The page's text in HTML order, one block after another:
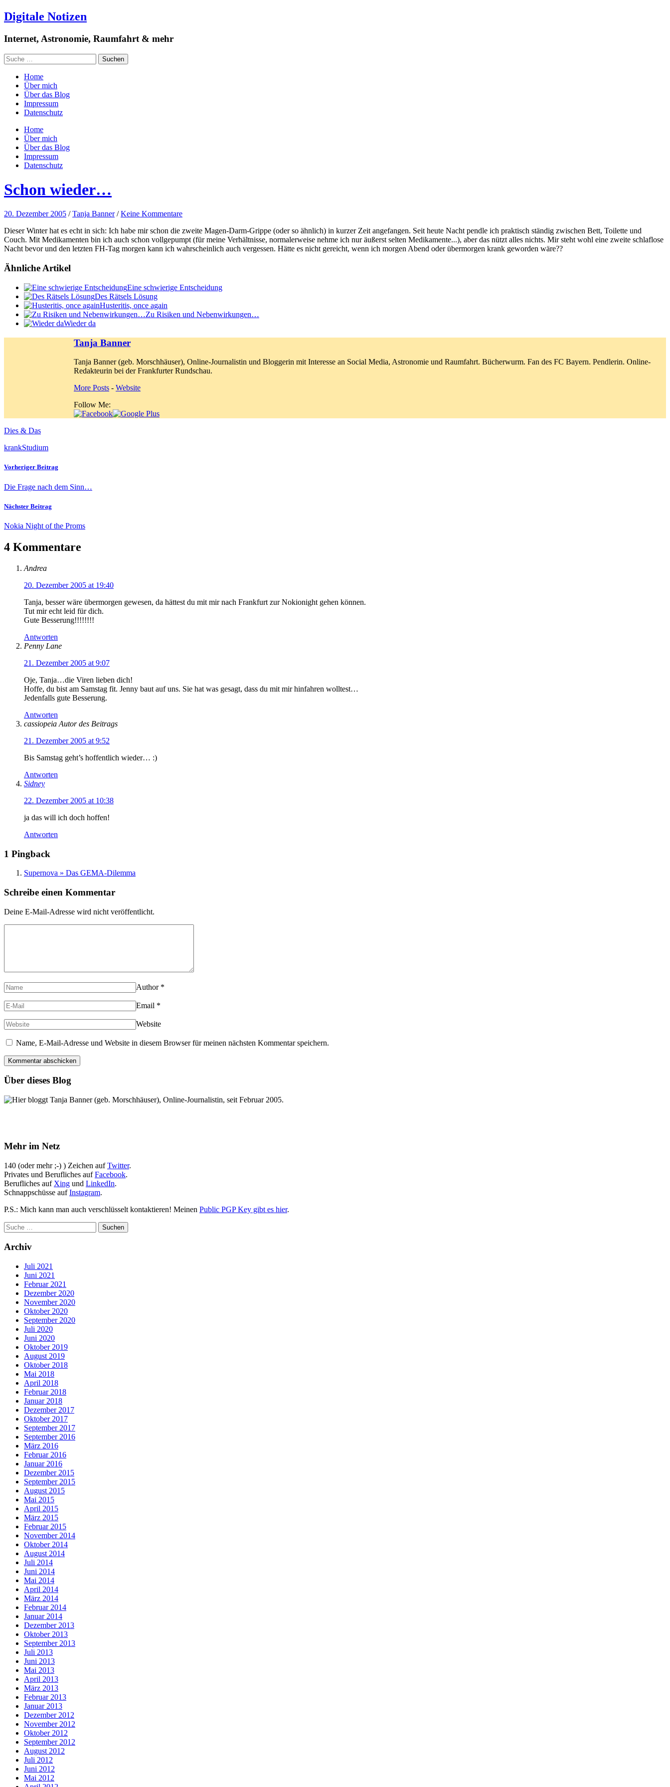
Digitale Notizen
Internet, Astronomie, Raumfahrt & mehr
Home
Über mich
Über das Blog
Impressum
Datenschutz
Home
Über mich
Über das Blog
Impressum
Datenschutz
Schon wieder…
20. Dezember 2005 /Tanja Banner /Keine Kommentare
Dieser Winter hat es echt in sich: Ich habe mir schon die zweite Magen-Darm-Grippe (oder so ähnlich) in kurzer Zeit angefangen. Seit heute Nacht pendle ich praktisch ständig zwischen Bett, Toilette und
Couch. Mit Medikamenten bin ich auch schon vollgepumpt (für meine Verhältnisse, normalerweise nehme ich nur äußerst selten Medikamente...), aber das nützt alles nichts. Mir steht wohl eine zweite schlaflose
Nacht bevor und den letzten FH-Tag morgen kann ich wahrscheinlich auch vergessen. Hätte es nicht gereicht, wenn ich morgen Abend oder übermorgen krank geworden wäre??
Ähnliche Artikel
Eine schwierige Entscheidung
Des Rätsels Lösung
Husteritis, once again
Zu Risiken und Nebenwirkungen…
Wieder da
Tanja Banner
Tanja Banner (geb. Morschhäuser), Online-Journalistin und Bloggerin mit Interesse an Social Media, Astronomie und Raumfahrt. Bücherwurm. Fan des FC Bayern. Pendlerin. Online-
Redakteurin bei der Frankfurter Rundschau.
More Posts - Website
Follow Me:
Dies & Das
krankStudium
Vorheriger Beitrag
Die Frage nach dem Sinn…
Nächster Beitrag
Nokia Night of the Proms
4 Kommentare
Andrea
20. Dezember 2005 at 19:40
Tanja, besser wäre übermorgen gewesen, da hättest du mit mir nach Frankfurt zur Nokionight gehen können.
Tut mir echt leid für dich.
Gute Besserung!!!!!!!!
Antworten
Penny Lane
21. Dezember 2005 at 9:07
Oje, Tanja…die Viren lieben dich!
Hoffe, du bist am Samstag fit. Jenny baut auf uns. Sie hat was gesagt, dass du mit mir hinfahren wolltest…
Jedenfalls gute Besserung.
Antworten
cassiopeia Autor des Beitrags
21. Dezember 2005 at 9:52
Bis Samstag geht’s hoffentlich wieder… :)
Antworten
Sidney
22. Dezember 2005 at 10:38
ja das will ich doch hoffen!
Antworten
1 Pingback
Supernova » Das GEMA-Dilemma
Schreibe einen Kommentar
Deine E-Mail-Adresse wird nicht veröffentlicht.
Author *
Email *
Website
Name, E-Mail-Adresse und Website in diesem Browser für meinen nächsten Kommentar speichern.
Über dieses Blog
Hier bloggt Tanja Banner (geb. Morschhäuser), Online-Journalistin, seit Februar 2005.
Mehr im Netz
140 (oder mehr ;-) ) Zeichen aufTwitter.
Privates und Berufliches aufFacebook.
Berufliches auf Xing und LinkedIn.
Schnappschüsse aufInstagram.
P.S.: Mich kann man auch verschlüsselt kontaktieren! Meinen Public PGP Key gibt es hier.
Archiv
Juli 2021
Juni 2021
Februar 2021
Dezember 2020
November 2020
Oktober 2020
September 2020
Juli 2020
Juni 2020
Oktober 2019
August 2019
Oktober 2018
Mai 2018
April 2018
Februar 2018
Januar 2018
Dezember 2017
Oktober 2017
September 2017
September 2016
März 2016
Februar 2016
Januar 2016
Dezember 2015
September 2015
August 2015
Mai 2015
April 2015
März 2015
Februar 2015
November 2014
Oktober 2014
August 2014
Juli 2014
Juni 2014
Mai 2014
April 2014
März 2014
Februar 2014
Januar 2014
Dezember 2013
Oktober 2013
September 2013
Juli 2013
Juni 2013
Mai 2013
April 2013
März 2013
Februar 2013
Januar 2013
Dezember 2012
November 2012
Oktober 2012
September 2012
August 2012
Juli 2012
Juni 2012
Mai 2012